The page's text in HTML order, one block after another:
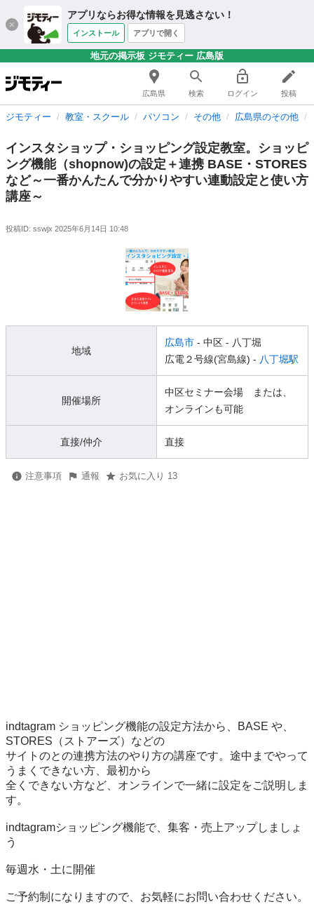
アプリならお得な情報を見逃さない！
インストール アプリで開く
地元の掲示板 ジモティー 広島版
広島県 検索 ログイン 投稿
ジモティー 教室・スクール パソコン その他 広島県のその他
インスタショップ・ショッピング設定教室。ショッピ
ング機能（shopnow)の設定＋連携 BASE・STORES
など～一番かんたんで分かりやすい連動設定と使い方
講座～
投稿ID: sswjx 2025年6月14日 10:48
地域
広島市 - 中区 - 八丁堀
広電２号線(宮島線) - 八丁堀駅
開催場所
中区セミナー会場 または、
オンラインも可能
直接/仲介 直接
注意事項 通報 お気に入り 13
indtagram ショッピング機能の設定方法から、BASE や、
STORES（ストアーズ）などの
サイトのとの連携方法のやり方の講座です。途中までやって
うまくできない方、最初から
全くできない方など、オンラインで一緒に設定をご説明しま
す。
indtagramショッピング機能で、集客・売上アップしましょ
う
毎週水・土に開催
ご予約制になりますので、お気軽にお問い合わせください。